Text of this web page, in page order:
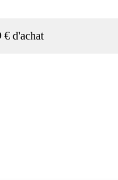
€ d'achat